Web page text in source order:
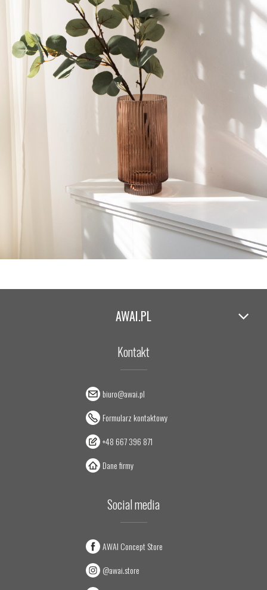
Kontakt
biuro@awai.pl
Formularz kontaktowy
+48 667 396 871
Dane firmy
AWAI.PL
Social media
AWAI Concept Store
@awai.store